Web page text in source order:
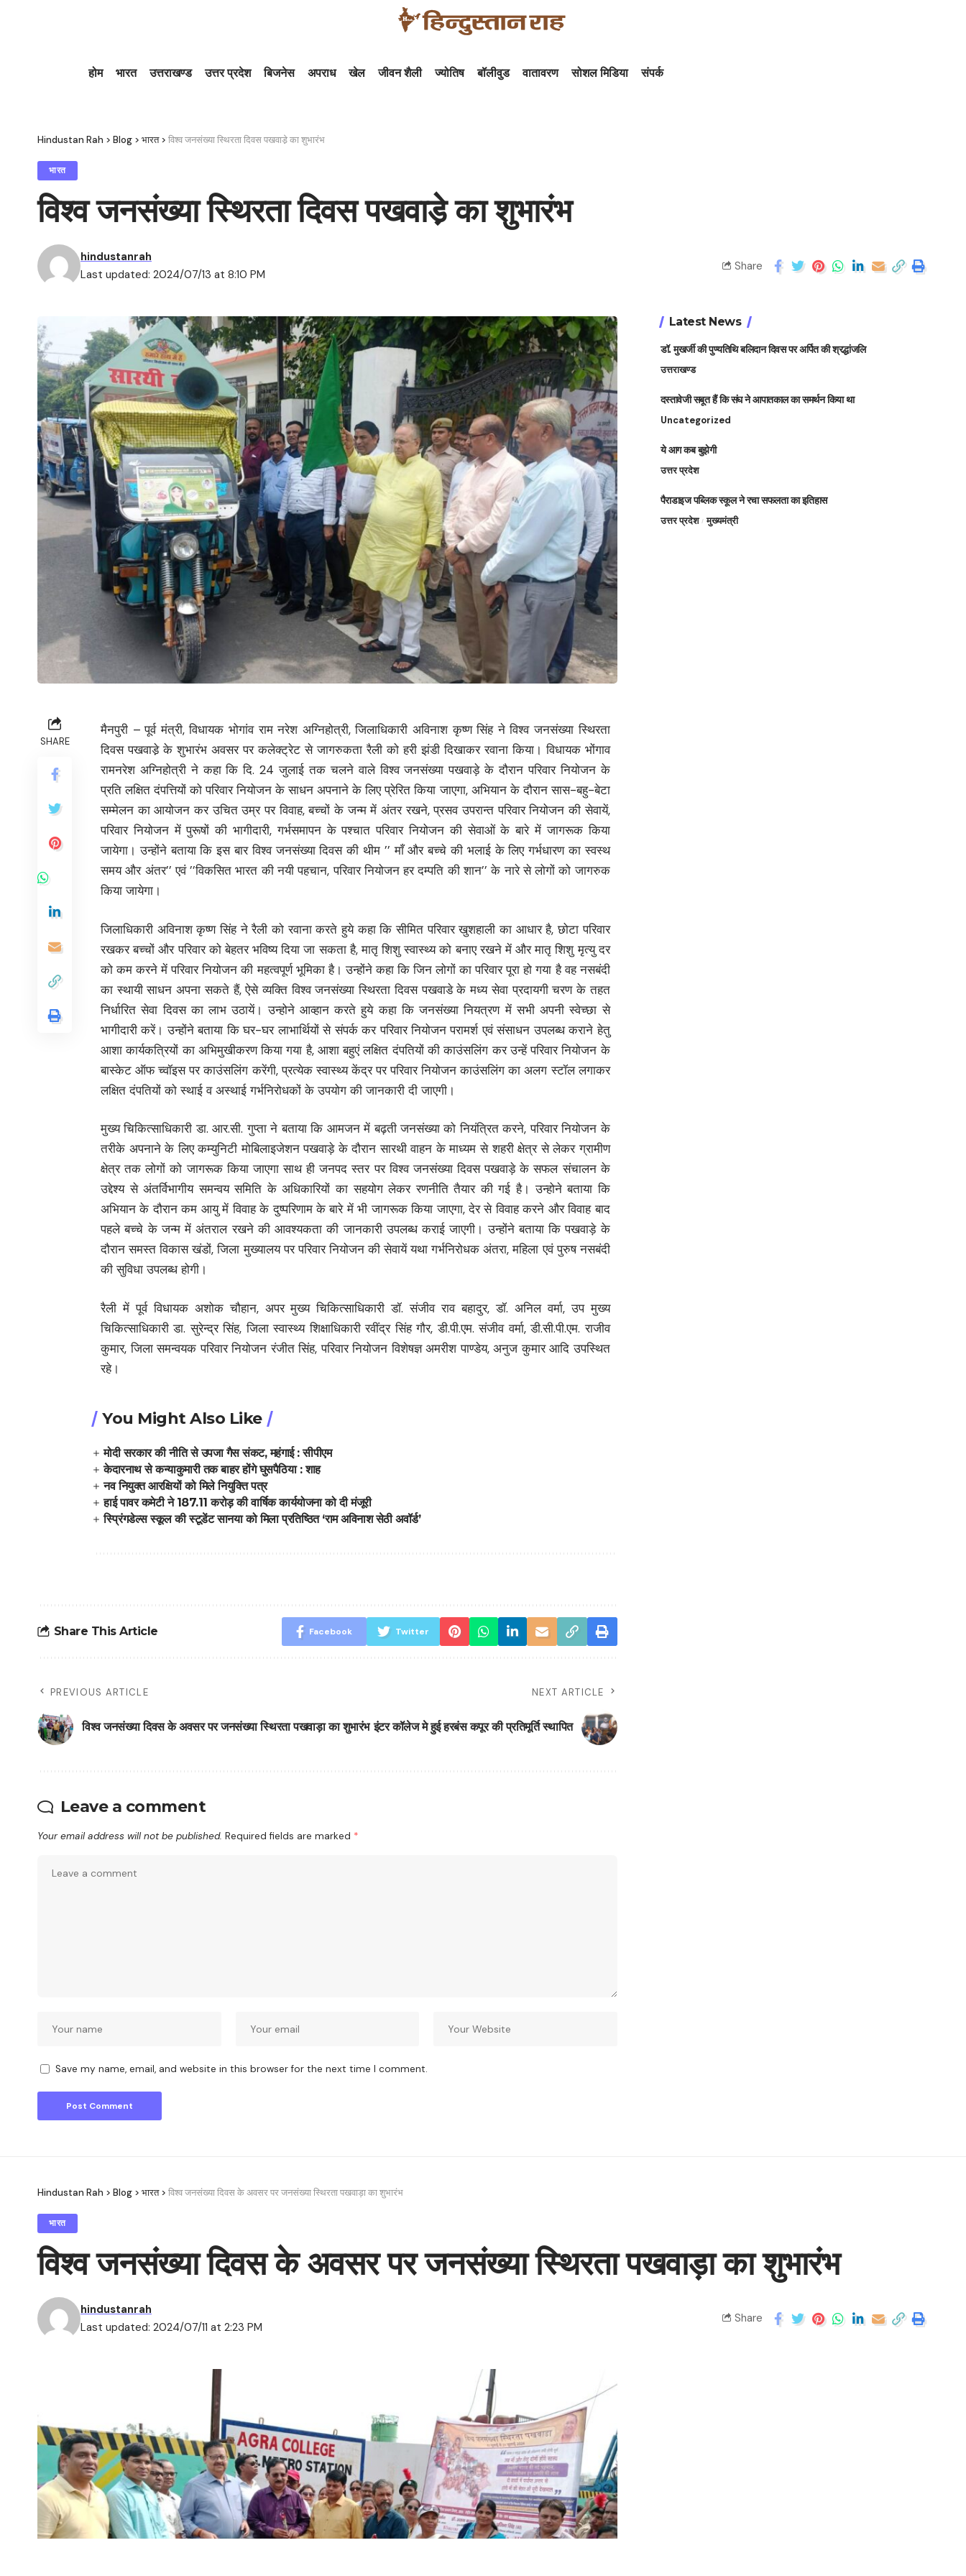
होम भारत उत्तराखण्ड उत्तर प्रदेश बिजनेस अपराध खेल जीवन शैली ज्योतिष बॉलीवुड वातावरण सोशल मिडिया संपर्क
Hindustan Rah > Blog > भारत> विश्व जनसंख्या स्थिरता दिवस पखवाडे़ का शुभारंभ
भारत
विश्व जनसंख्या स्थिरता दिवस पखवाडे़ का शुभारंभ
Last updated: 2024/07/13 at 8:10 PM
hindustanrah
Share
SHARE
मैनपुरी – पूर्व मंत्री, विधायक भोगांव राम नरेश अग्निहोत्री, जिलाधिकारी अविनाश कृष्ण सिंह ने विश्व जनसंख्या स्थिरता
दिवस पखवाडे़ के शुभारंभ अवसर पर कलेक्ट्रेट से जागरुकता रैली को हरी झंडी दिखाकर रवाना किया। विधायक भोंगाव
रामनरेश अग्निहोत्री ने कहा कि दि. 24 जुलाई तक चलने वाले विश्व जनसंख्या पखवाड़े के दौरान परिवार नियोजन के
प्रति लक्षित दंपत्तियों को परिवार नियोजन के साधन अपनाने के लिए प्रेरित किया जाएगा, अभियान के दौरान सास-बहु-बेटा
सम्मेलन का आयोजन कर उचित उम्र पर विवाह, बच्चों के जन्म में अंतर रखने, प्रसव उपरान्त परिवार नियोजन की सेवायें,
परिवार नियोजन में पुरूषों की भागीदारी, गर्भसमापन के पश्चात परिवार नियोजन की सेवाओं के बारे में जागरूक किया
जायेगा। उन्होंने बताया कि इस बार विश्व जनसंख्या दिवस की थीम ’’ माँ और बच्चे की भलाई के लिए गर्भधारण का स्वस्थ
समय और अंतर’’ एवं ’’विकसित भारत की नयी पहचान, परिवार नियोजन हर दम्पति की शान’’ के नारे से लोगों को जागरुक
किया जायेगा।
जिलाधिकारी अविनाश कृष्ण सिंह ने रैली को रवाना करते हुये कहा कि सीमित परिवार खुशहाली का आधार है, छोटा परिवार
रखकर बच्चों और परिवार को बेहतर भविष्य दिया जा सकता है, मातृ शिशु स्वास्थ्य को बनाए रखने में और मातृ शिशु मृत्यु दर
को कम करने में परिवार नियोजन की महत्वपूर्ण भूमिका है। उन्होंने कहा कि जिन लोगों का परिवार पूरा हो गया है वह नसबंदी
का स्थायी साधन अपना सकते हैं, ऐसे व्यक्ति विश्व जनसंख्या स्थिरता दिवस पखवाडे के मध्य सेवा प्रदायगी चरण के तहत
निर्धारित सेवा दिवस का लाभ उठायें। उन्होने आव्हान करते हुये कहा कि जनसंख्या नियत्रण में सभी अपनी स्वेच्छा से
भागीदारी करें। उन्होंने बताया कि घर-घर लाभार्थियों से संपर्क कर परिवार नियोजन परामर्श एवं संसाधन उपलब्ध कराने हेतु
आशा कार्यकत्रियों का अभिमुखीकरण किया गया है, आशा बहुएं लक्षित दंपतियों की काउंसलिंग कर उन्हें परिवार नियोजन के
बास्केट ऑफ च्वॉइस पर काउंसलिंग करेंगी, प्रत्येक स्वास्थ्य केंद्र पर परिवार नियोजन काउंसलिंग का अलग स्टॉल लगाकर
लक्षित दंपतियों को स्थाई व अस्थाई गर्भनिरोधकों के उपयोग की जानकारी दी जाएगी।
मुख्य चिकित्साधिकारी डा. आर.सी. गुप्ता ने बताया कि आमजन में बढ़ती जनसंख्या को नियंत्रित करने, परिवार नियोजन के
तरीके अपनाने के लिए कम्युनिटी मोबिलाइजेशन पखवाड़े के दौरान सारथी वाहन के माध्यम से शहरी क्षेत्र से लेकर ग्रामीण
क्षेत्र तक लोगों को जागरूक किया जाएगा साथ ही जनपद स्तर पर विश्व जनसंख्या दिवस पखवाड़े के सफल संचालन के
उद्देश्य से अंतर्विभागीय समन्वय समिति के अधिकारियों का सहयोग लेकर रणनीति तैयार की गई है। उन्होने बताया कि
अभियान के दौरान कम आयु में विवाह के दुष्परिणाम के बारे में भी जागरूक किया जाएगा, देर से विवाह करने और विवाह बाद
पहले बच्चे के जन्म में अंतराल रखने की आवश्यकता की जानकारी उपलब्ध कराई जाएगी। उन्होंने बताया कि पखवाड़े के
दौरान समस्त विकास खंडों, जिला मुख्यालय पर परिवार नियोजन की सेवायें यथा गर्भनिरोधक अंतरा, महिला एवं पुरुष नसबंदी
की सुविधा उपलब्ध होगी।
रैली में पूर्व विधायक अशोक चौहान, अपर मुख्य चिकित्साधिकारी डॉ. संजीव राव बहादुर, डॉ. अनिल वर्मा, उप मुख्य
चिकित्साधिकारी डा. सुरेन्द्र सिंह, जिला स्वास्थ्य शिक्षाधिकारी रवींद्र सिंह गौर, डी.पी.एम. संजीव वर्मा, डी.सी.पी.एम. राजीव
कुमार, जिला समन्वयक परिवार नियोजन रंजीत सिंह, परिवार नियोजन विशेषज्ञ अमरीश पाण्डेय, अनुज कुमार आदि उपस्थित
रहे।
You Might Also Like
मोदी सरकार की नीति से उपजा गैस संकट, महंगाई : सीपीएम
केदारनाथ से कन्याकुमारी तक बाहर होंगे घुसपैठिया : शाह
नव नियुक्त आरक्षियों को मिले नियुक्ति पत्र
हाई पावर कमेटी ने 187.11 करोड़ की वार्षिक कार्ययोजना को दी मंजूरी
स्प्रिंगडेल्स स्कूल की स्टूडेंट सानया को मिला प्रतिष्ठित ‘राम अविनाश सेठी अवॉर्ड’
Share This Article Facebook Twitter
PREVIOUS ARTICLE
विश्व जनसंख्या दिवस के अवसर पर जनसंख्या स्थिरता पखवाड़ा का शुभारंभ
NEXT ARTICLE
इंटर कॉलेज मे हुई हरबंस कपूर की प्रतिमूर्ति स्थापित
Leave a comment
Your email address will not be published. Required fields are marked *
Save my name, email, and website in this browser for the next time I comment.
Latest News
डॉ. मुखर्जी की पुण्यतिथि बलिदान दिवस पर अर्पित की श्रद्धांजलि
उत्तराखण्ड
दस्तावेजी सबूत हैं कि संघ ने आपातकाल का समर्थन किया था
Uncategorized
ये आग कब बुझेगी
उत्तर प्रदेश
पैराडाइज पब्लिक स्कूल ने रचा सफलता का इतिहास
उत्तर प्रदेश मुख्यमंत्री
Hindustan Rah > Blog > भारत> विश्व जनसंख्या दिवस के अवसर पर जनसंख्या स्थिरता पखवाड़ा का शुभारंभ
भारत
विश्व जनसंख्या दिवस के अवसर पर जनसंख्या स्थिरता पखवाड़ा का शुभारंभ
Last updated: 2024/07/11 at 2:23 PM
hindustanrah
Share